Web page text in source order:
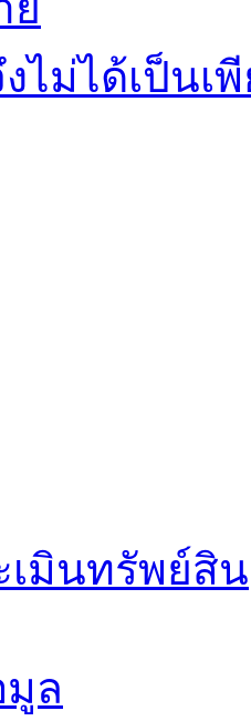
งไม่ได้เป็น
เมินทรัพย์สิน
มูล